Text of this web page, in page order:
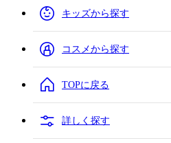
キッズから探す
コスメから探す
TOPに戻る
詳しく探す